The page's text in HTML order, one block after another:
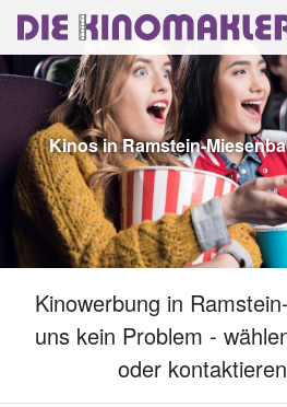
Kinos in Ramstein-
Kinowerbung in
uns kein Problem -
oder